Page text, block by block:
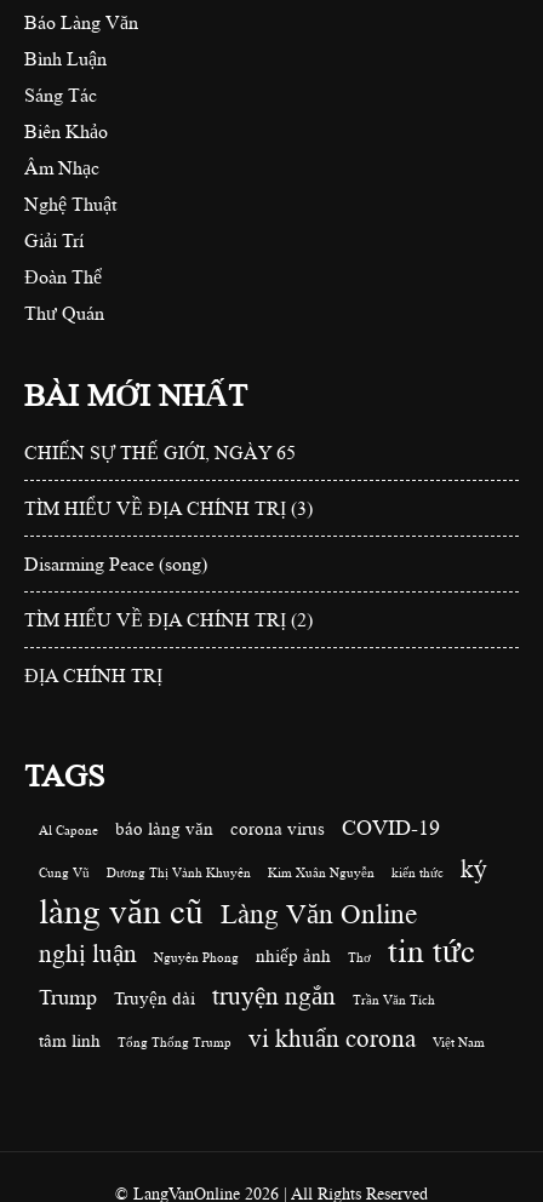
Báo Làng Văn
Bình Luận
Sáng Tác
Biên Khảo
Âm Nhạc
Nghệ Thuật
Giải Trí
Đoàn Thể
Thư Quán
BÀI MỚI NHẤT
CHIẾN SỰ THẾ GIỚI, NGÀY 65
TÌM HIỂU VỀ ĐỊA CHÍNH TRỊ (3)
Disarming Peace (song)
TÌM HIỂU VỀ ĐỊA CHÍNH TRỊ (2)
ĐỊA CHÍNH TRỊ
TAGS
Al Capone báo làng văn corona virus COVID-19
Cung Vũ Dương Thị Vành Khuyên Kim Xuân Nguyễn kiến thức ký
làng văn cũ Làng Văn Online
nghị luận Nguyên Phong nhiếp ảnh Thơ tin tức
Trump Truyện dài truyện ngắn Trần Văn Tích
tâm linh Tổng Thống Trump vi khuẩn corona Việt Nam
© LangVanOnline 2026 | All Rights Reserved